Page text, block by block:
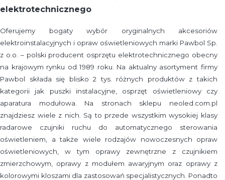
elektrotechnicznego
Oferujemy bogaty wybór oryginalnych akcesoriów
elektroinstalacyjnych i opraw oświetleniowych marki Pawbol Sp.
z o.o. – polski producent osprzętu elektrotechnicznego obecny
na krajowym rynku od 1989 roku. Na aktualny asortyment firmy
Pawbol składa się blisko 2 tys. różnych produktów z takich
kategorii jak puszki instalacyjne, osprzęt oświetleniowy czy
aparatura modułowa. Na stronach sklepu neoled.com.pl
znajdziesz wiele z nich. Są to przede wszystkim wysokiej klasy
radarowe czujniki ruchu do automatycznego sterowania
oświetleniem, a także wiele rodzajów nowoczesnych opraw
oświetleniowych, w tym oprawy zewnętrzne z czujnikiem
zmierzchowym, oprawy z modułem awaryjnym oraz oprawy z
kolorowymi kloszami dla zastosowań specjalistycznych. Ponadto